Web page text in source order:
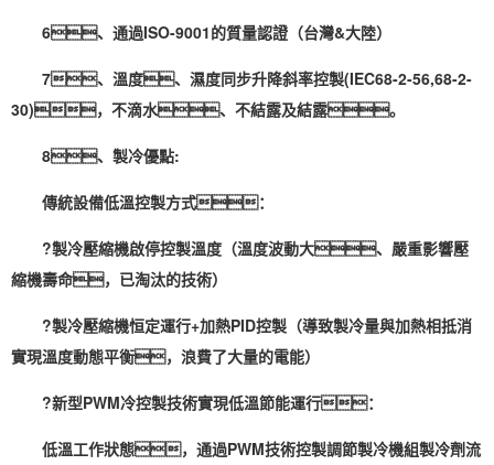
6、通過ISO-9001的質量認證（台灣&大陸）
7、溫度、濕度同步升降斜率控製(IEC68-2-56,68-2-
30)，不滴水、不結露及結露。
8、製冷優點:
傳統設備低溫控製方式：
?製冷壓縮機啟停控製溫度（溫度波動大、嚴重影響壓
縮機壽命，已淘汰的技術）
?製冷壓縮機恒定運行+加熱PID控製（導致製冷量與加熱相抵消
實現溫度動態平衡，浪費了大量的電能）
?新型PWM冷控製技術實現低溫節能運行：
低溫工作狀態，通過PWM技術控製調節製冷機組製冷劑流